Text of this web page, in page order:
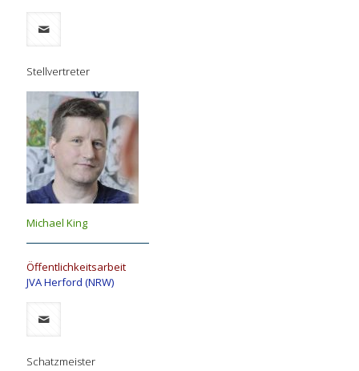
Stellvertreter
Michael King
Öffentlichkeitsarbeit
JVA Herford (NRW)
Schatzmeister